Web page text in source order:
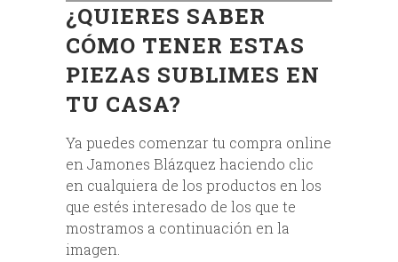
¿QUIERES SABER
CÓMO TENER ESTAS
PIEZAS SUBLIMES EN
TU CASA?
Ya puedes comenzar tu compra online
en Jamones Blázquez haciendo clic
en cualquiera de los productos en los
que estés interesado de los que te
mostramos a continuación en la
imagen.